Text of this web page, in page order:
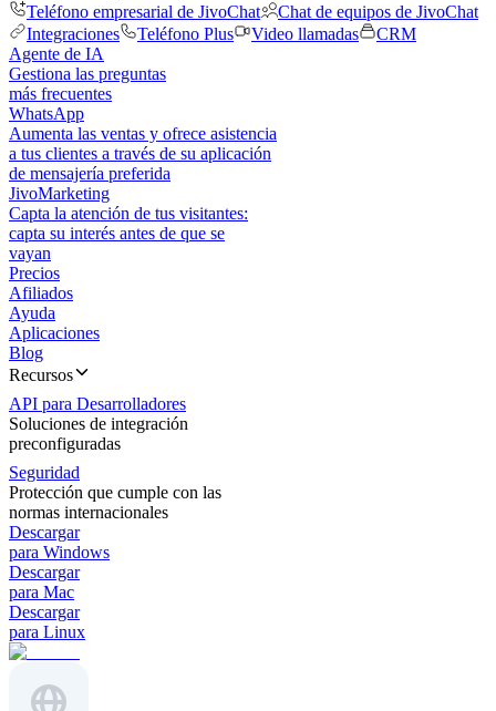
Teléfono empresarial de JivoChat
Chat de equipos de JivoChat
Integraciones
Teléfono Plus Video llamadas
CRM
Agente de IA
Gestiona las preguntas
más frecuentes
WhatsApp
Aumenta las ventas y ofrece asistencia
a tus clientes a través de su aplicación
de mensajería preferida
JivoMarketing
Capta la atención de tus visitantes:
capta su interés antes de que se
vayan
Precios
Afiliados
Ayuda
Aplicaciones
Blog
Recursos
API para Desarrolladores
Soluciones de integración
preconfiguradas
Seguridad
Protección que cumple con las
normas internacionales
Descargar
para Windows
Descargar
para Mac
Descargar
para Linux